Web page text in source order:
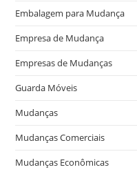
Embalagem para Mudança
Empresa de Mudança
Empresas de Mudanças
Guarda Móveis
Mudanças
Mudanças Comerciais
Mudanças Econômicas